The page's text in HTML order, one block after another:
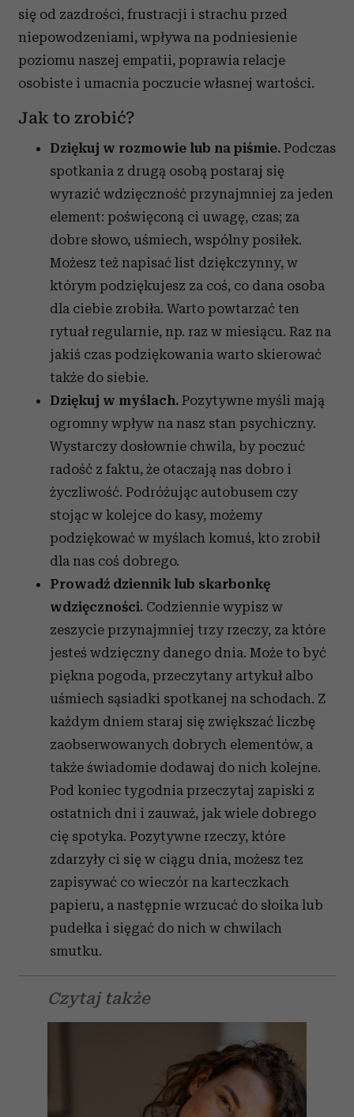
się od zazdrości, frustracji i strachu przed
niepowodzeniami, wpływa na podniesienie
poziomu naszej empatii, poprawia relacje
osobiste i umacnia poczucie własnej wartości.
Jak to zrobić?
Dziękuj w rozmowie lub na piśmie. Podczas
spotkania z drugą osobą postaraj się
wyrazić wdzięczność przynajmniej za jeden
element: poświęconą ci uwagę, czas; za
dobre słowo, uśmiech, wspólny posiłek.
Możesz też napisać list dziękczynny, w
którym podziękujesz za coś, co dana osoba
dla ciebie zrobiła. Warto powtarzać ten
rytuał regularnie, np. raz w miesiącu. Raz na
jakiś czas podziękowania warto skierować
także do siebie.
Dziękuj w myślach. Pozytywne myśli mają
ogromny wpływ na nasz stan psychiczny.
Wystarczy dosłownie chwila, by poczuć
radość z faktu, że otaczają nas dobro i
życzliwość. Podróżując autobusem czy
stojąc w kolejce do kasy, możemy
podziękować w myślach komuś, kto zrobił
dla nas coś dobrego.
Prowadź dziennik lub skarbonkę
wdzięczności. Codziennie wypisz w
zeszycie przynajmniej trzy rzeczy, za które
jesteś wdzięczny danego dnia. Może to być
piękna pogoda, przeczytany artykuł albo
uśmiech sąsiadki spotkanej na schodach. Z
każdym dniem staraj się zwiększać liczbę
zaobserwowanych dobrych elementów, a
także świadomie dodawaj do nich kolejne.
Pod koniec tygodnia przeczytaj zapiski z
ostatnich dni i zauważ, jak wiele dobrego
cię spotyka. Pozytywne rzeczy, które
zdarzyły ci się w ciągu dnia, możesz tez
zapisywać co wieczór na karteczkach
papieru, a następnie wrzucać do słoika lub
pudełka i sięgać do nich w chwilach
smutku.
Czytaj także